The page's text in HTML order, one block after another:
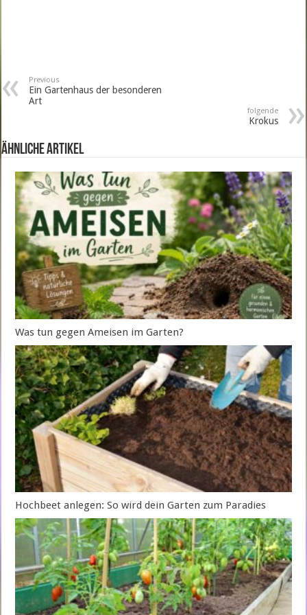
Previous
Ein Gartenhaus der besonderen
Art
folgende
Krokus
ähnliche Artikel
Was tun gegen Ameisen im Garten?
Hochbeet anlegen: So wird dein Garten zum Paradies